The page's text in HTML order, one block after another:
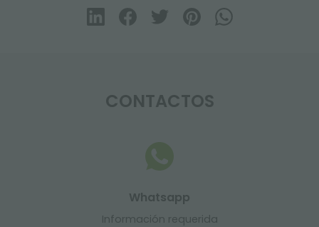
CONTACTOS
Whatsapp
Información requerida